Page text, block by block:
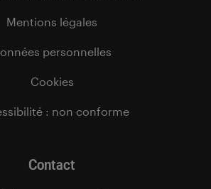
Mentions légales
personnelles
Cookies
: non conforme
Contact